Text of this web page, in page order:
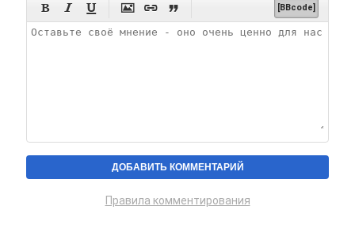
      [BBcode]
Правила комментирования